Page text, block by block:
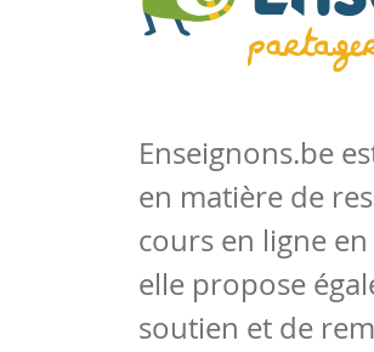
Enseignons.be
en matière de
cours en ligne
elle propose
soutien et de